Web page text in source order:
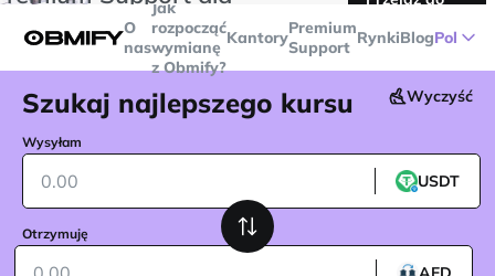
powyżej$5000
O
nas
Jak
rozpocząć
wymianę
z Obmify?
KantoryPremium
Support RynkiBlogPol
Szukaj najlepszego kursu Wyczyść
Wysyłam
USDT
Otrzymuję